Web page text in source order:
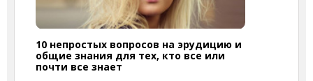
10 непростых вопросов на эрудицию и
общие знания для тех, кто все или
почти все знает